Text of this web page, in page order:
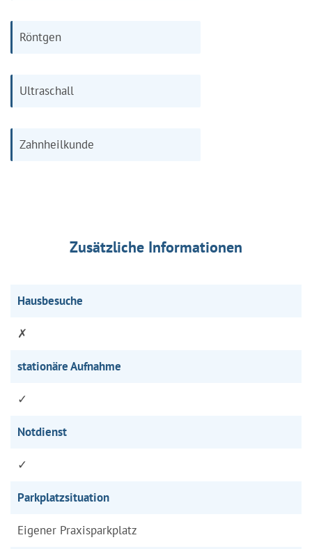
Röntgen
Ultraschall
Zahnheilkunde
Zusätzliche Informationen
Hausbesuche
✗
stationäre Aufnahme
✓
Notdienst
✓
Parkplatzsituation
Eigener Praxisparkplatz